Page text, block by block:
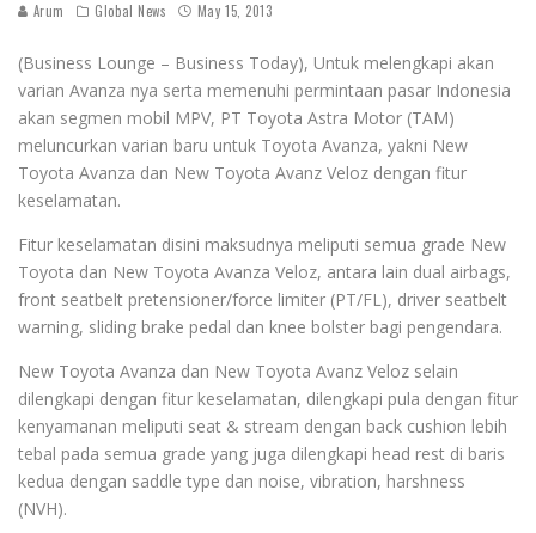
Arum Global News May 15, 2013
(Business Lounge – Business Today), Untuk melengkapi akan
varian Avanza nya serta memenuhi permintaan pasar Indonesia
akan segmen mobil MPV, PT Toyota Astra Motor (TAM)
meluncurkan varian baru untuk Toyota Avanza, yakni New
Toyota Avanza dan New Toyota Avanz Veloz dengan fitur
keselamatan.
Fitur keselamatan disini maksudnya meliputi semua grade New
Toyota dan New Toyota Avanza Veloz, antara lain dual airbags,
front seatbelt pretensioner/force limiter (PT/FL), driver seatbelt
warning, sliding brake pedal dan knee bolster bagi pengendara.
New Toyota Avanza dan New Toyota Avanz Veloz selain
dilengkapi dengan fitur keselamatan, dilengkapi pula dengan fitur
kenyamanan meliputi seat & stream dengan back cushion lebih
tebal pada semua grade yang juga dilengkapi head rest di baris
kedua dengan saddle type dan noise, vibration, harshness
(NVH).